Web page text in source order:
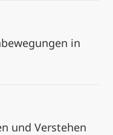
in
und Verstehen